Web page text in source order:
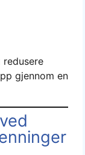
redusere
gjennom en